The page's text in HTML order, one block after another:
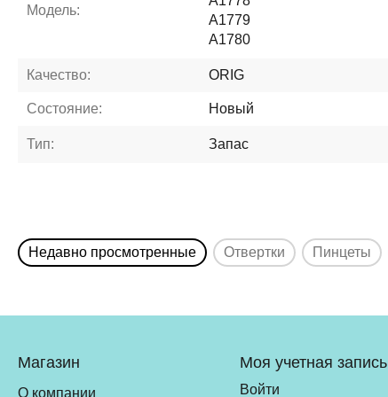
Модель:
A1779
A1780
Качество: ORIG
Состояние: Новый
Тип: Запас
Недавно просмотренные Отвертки Пинцеты
Магазин
О компании
Моя учетная запись
Войти